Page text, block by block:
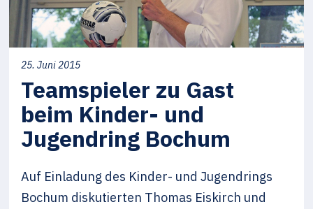
25. Juni 2015
Teamspieler zu Gast
beim Kinder- und
Jugendring Bochum
Auf Einladung des Kinder- und Jugendrings
Bochum diskutierten Thomas Eiskirch und